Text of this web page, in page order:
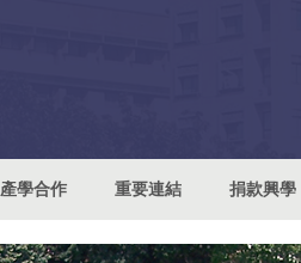
產學合作 重要連結 捐款興學